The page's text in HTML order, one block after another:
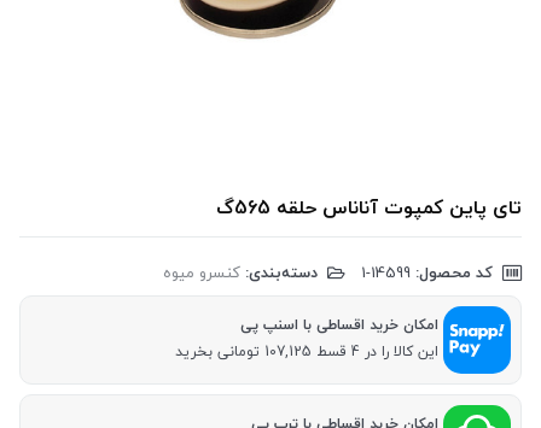
تای پاین کمپوت آناناس حلقه 565گ
کد محصول: دسته‌بندی: کنسرو میوه
امکان خرید اقساطی با اسنپ پی
این کالا را در 4 قسط 107,125 تومانی بخرید